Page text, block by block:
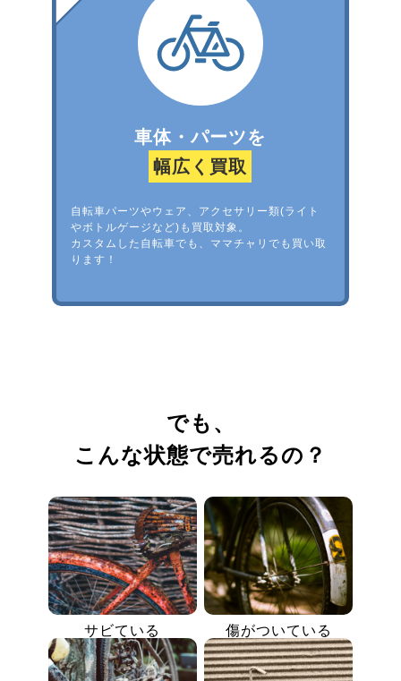
車体・パーツを
幅広く買取
自転車パーツやウェア、アクセサリー類(ライト
やボトルゲージなど)も買取対象。
カスタムした自転車でも、ママチャリでも買い取
ります！
でも、
こんな状態で売れるの？
サビている 傷がついている